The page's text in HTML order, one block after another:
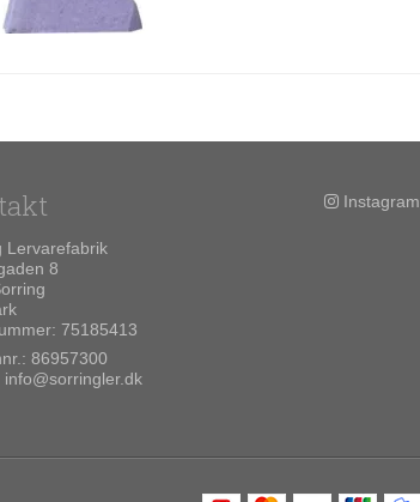
Lervarefabrik
8
75185413
86957300
info@sorringler.dk
Instagram